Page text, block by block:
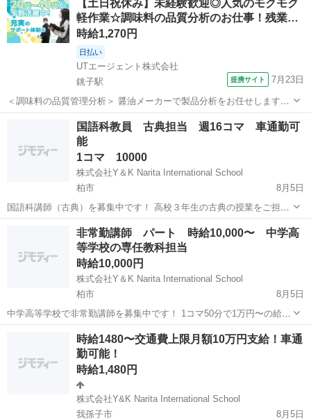
好きな時に来て好きな時に帰るスタイルです。 開講時間は平日
15:00〜18:00...
【土日祝休み】未経験歓迎◎人気のモクモク
軽作業☆調味料の品質分析のお仕事！残業…
時給1,270円
日払い
UTエージェント株式会社
銚子駅
提携サイト 7月23日
＜調味料の品質管理分析＞ 醤油メーカーで製品分析をお任せします！
☆未経験歓迎のお仕事！ PC基本操作ができればOKです！ ＜具体的に
は…＞ 分析機器を用いた製品（液体調味料・粉末調味料）分析 ◆秤
量・サンプリング・分注...
銚子市 銚子駅 その他
国語科教員 古典担当 週16コマ 車通勤可
能
1コマ 10000
株式会社Y＆K Narita International School
柏市
8月5日
国語科講師（古典）を募集中です！ 高校３年生の古典の授業をご担当
いただきます。 時間割は月曜（５コマ）火曜（１コマ）水曜（３コ
マ）木曜（１コマ）金曜（６コマ）の合計16コマを想定しておりま
す。 １コマ50分となります ...
その他
非常勤講師 パート 時給10,000〜 中学高
等学校の専任教科担当
時給10,000円
株式会社Y＆K Narita International School
柏市
8月5日
中学高等学校で非常勤講師を募集中です！ 1コマ50分で1万円〜の給料
となります。 教科の指導を行っていただきます。 英語、国語 、数学
、美術いずれかの教員免許をお持ちの方で 週2日〜10コマ程度 コマ
数や週の回数は...
その他 時給
時給1480〜交通費上限月額10万円支給！車通
勤可能！
時給1,480円
株式会社Y&K Narita International School
我孫子市
8月5日